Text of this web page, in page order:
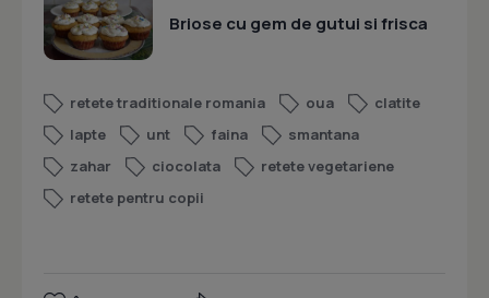
Briose cu gem de gutui si frisca
retete traditionale romania oua
clatite
lapte
unt faina
smantana
zahar
ciocolata
retete vegetariene
retete pentru copii